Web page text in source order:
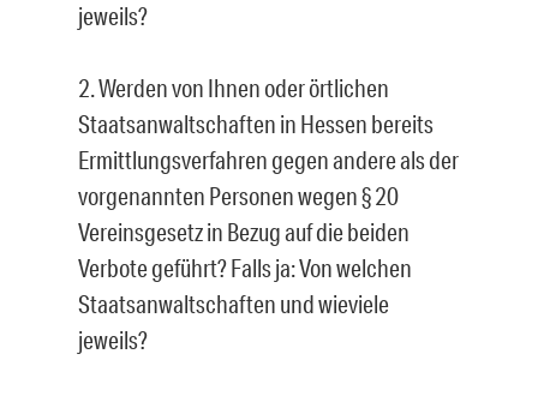
jeweils?
2. Werden von Ihnen oder örtlichen
Staatsanwaltschaften in Hessen bereits
Ermittlungsverfahren gegen andere als der
vorgenannten Personen wegen § 20
Vereinsgesetz in Bezug auf die beiden
Verbote geführt? Falls ja: Von welchen
Staatsanwaltschaften und wieviele
jeweils?